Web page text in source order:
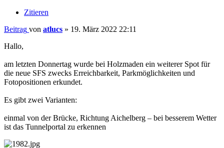
Zitieren
Beitrag von atlucs » 19. März 2022 22:11
Hallo,
am letzten Donnertag wurde bei Holzmaden ein weiterer Spot für
die neue SFS zwecks Erreichbarkeit, Parkmöglichkeiten und
Fotopositionen erkundet.
Es gibt zwei Varianten:
einmal von der Brücke, Richtung Aichelberg – bei besserem Wetter
ist das Tunnelportal zu erkennen